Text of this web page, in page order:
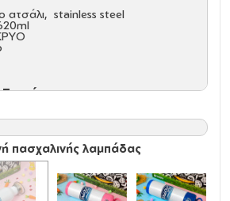
ατσάλι, stainless steel
Συντήρηση:
και άδειο για την αποθήκευση.
στο πλυντήριο πιάτων, Δεν είναι
μικροκυμάτων, Μην καταψύχετε.
πασχαλινής λαμπάδας